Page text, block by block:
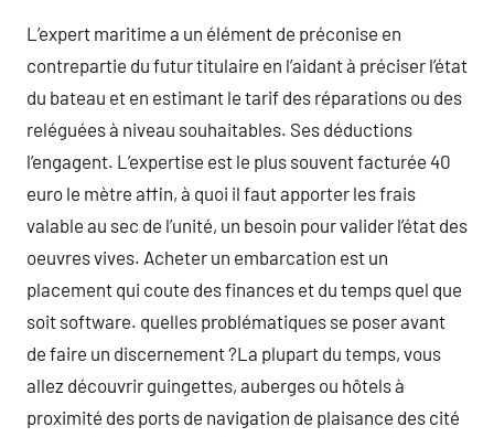
L’expert maritime a un élément de préconise en
contrepartie du futur titulaire en l’aidant à préciser l’état
du bateau et en estimant le tarif des réparations ou des
reléguées à niveau souhaitables. Ses déductions
l’engagent. L’expertise est le plus souvent facturée 40
euro le mètre affin, à quoi il faut apporter les frais
valable au sec de l’unité, un besoin pour valider l’état des
oeuvres vives. Acheter un embarcation est un
placement qui coute des finances et du temps quel que
soit software. quelles problématiques se poser avant
de faire un discernement ?La plupart du temps, vous
allez découvrir guingettes, auberges ou hôtels à
proximité des ports de navigation de plaisance des cité